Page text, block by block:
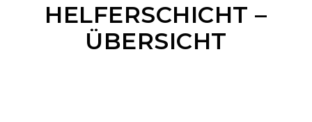
HELFERSCHICHT –
ÜBERSICHT